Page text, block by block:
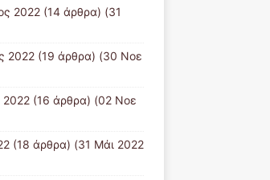
2022(14 άρθρα) (31
2022(19 άρθρα) (30 Νοε
2022(16 άρθρα) (02 Νοε
(18 άρθρα) (31 Μάι 2022